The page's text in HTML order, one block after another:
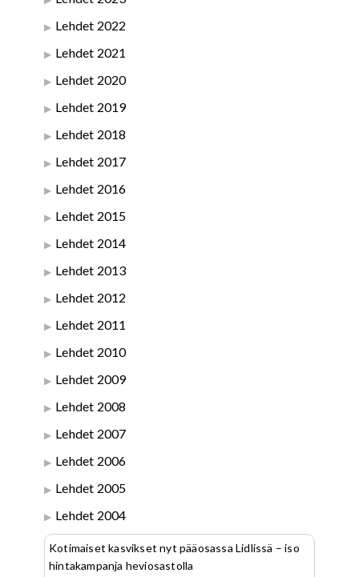
Lehdet 2022
Lehdet 2021
Lehdet 2020
Lehdet 2019
Lehdet 2018
Lehdet 2017
Lehdet 2016
Lehdet 2015
Lehdet 2014
Lehdet 2013
Lehdet 2012
Lehdet 2011
Lehdet 2010
Lehdet 2009
Lehdet 2008
Lehdet 2007
Lehdet 2006
Lehdet 2005
Lehdet 2004
Kotimaiset kasvikset nyt pääosassa Lidlissä – iso
hintakampanja heviosastolla